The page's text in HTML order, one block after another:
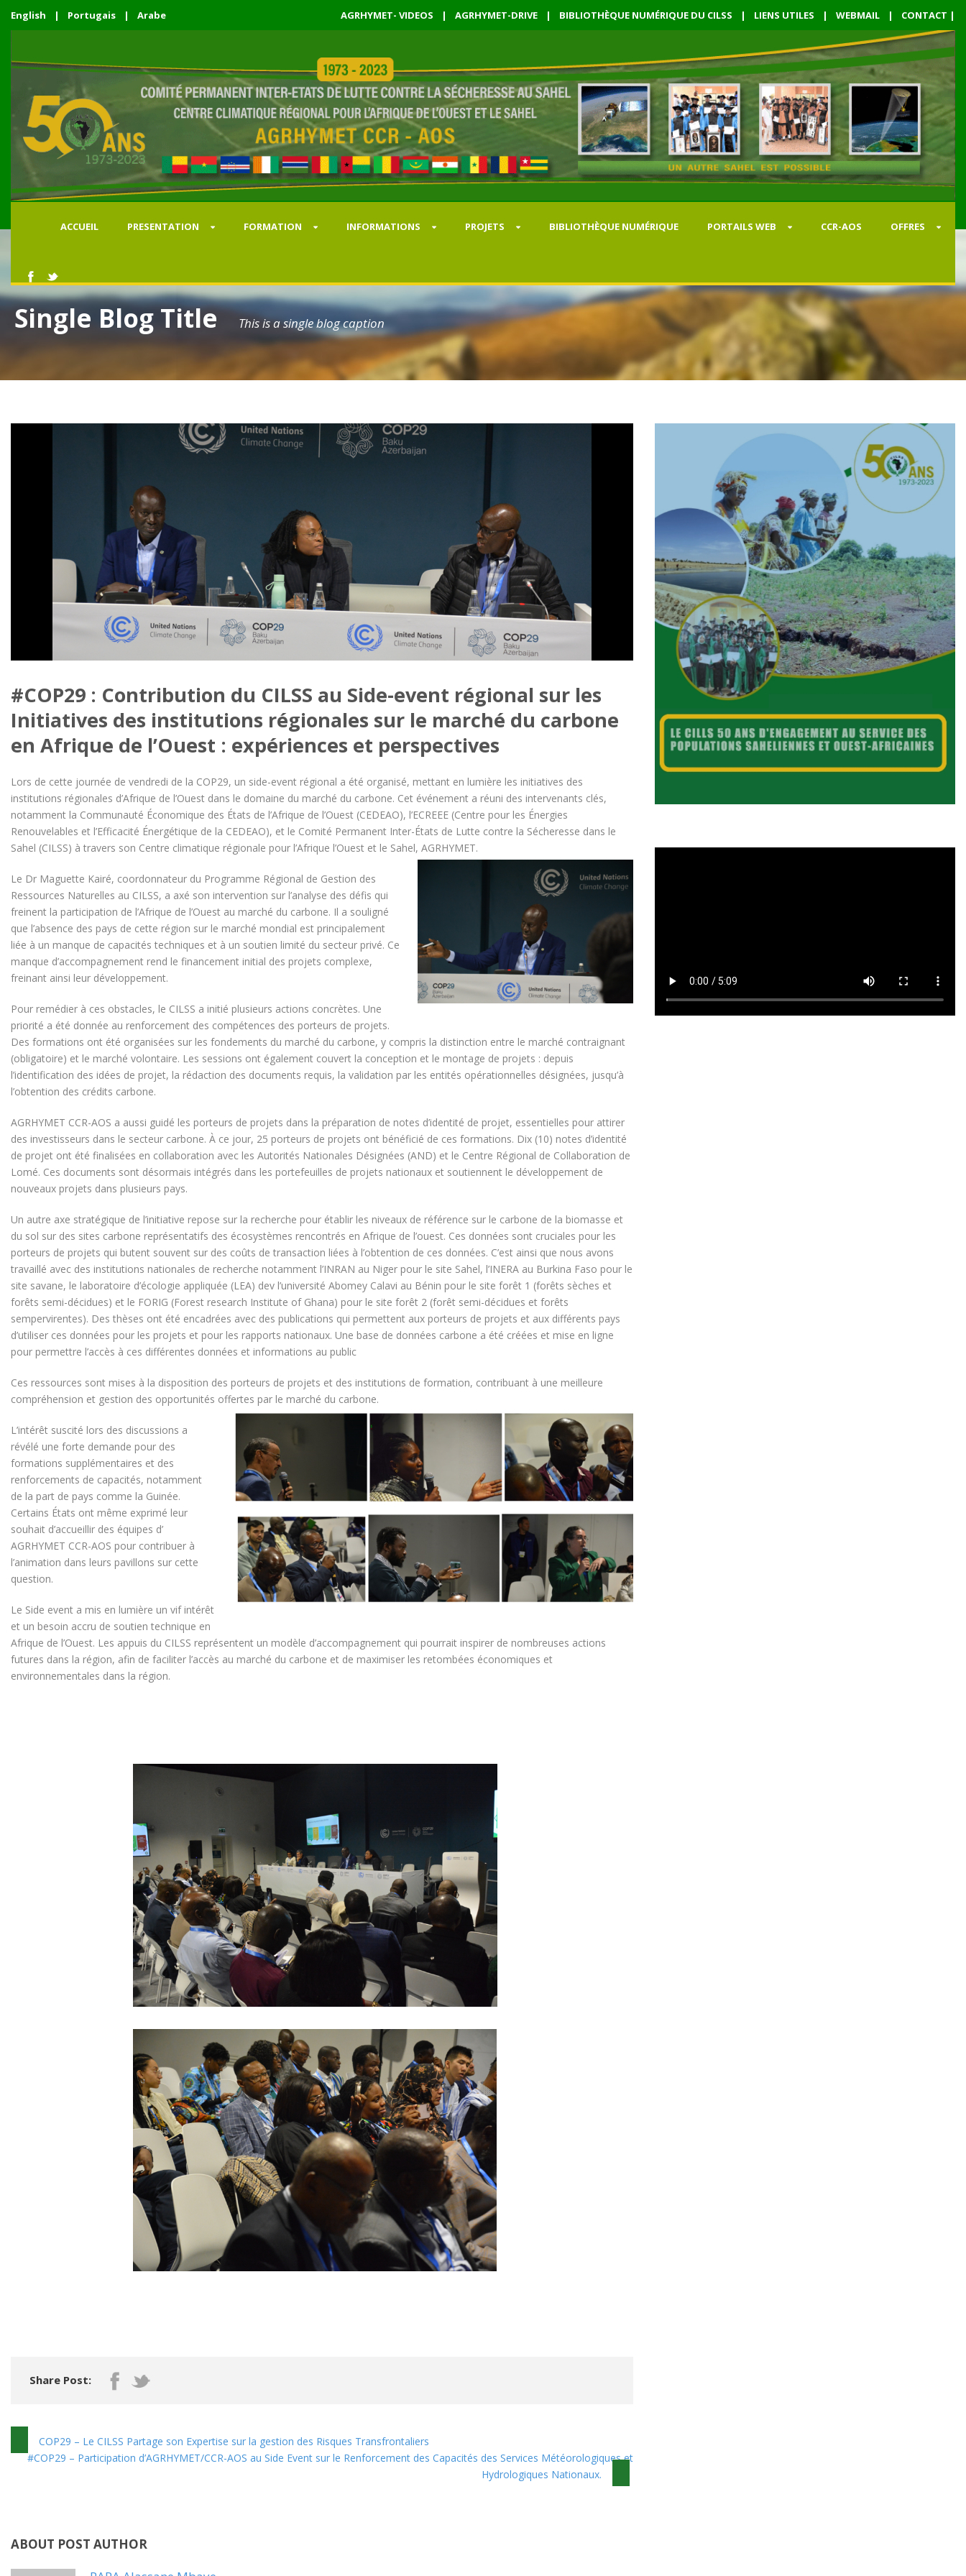
English | Portugais | Arabe AGRHYMET- VIDEOS | AGRHYMET-DRIVE | BIBLIOTHÈQUE NUMÉRIQUE DU CILSS | LIENS UTILES | WEBMAIL | CONTACT |
ACCUEIL PRESENTATION FORMATION INFORMATIONS PROJETS BIBLIOTHÈQUE NUMÉRIQUE PORTAILS WEB CCR-AOS OFFRES
Single Blog Title This is a single blog caption
#COP29 : Contribution du CILSS au Side-event régional sur les
Initiatives des institutions régionales sur le marché du carbone
en Afrique de l’Ouest : expériences et perspectives
Lors de cette journée de vendredi de la COP29, un side-event régional a été organisé, mettant en lumière les initiatives des
institutions régionales d’Afrique de l’Ouest dans le domaine du marché du carbone. Cet événement a réuni des intervenants clés,
notamment la Communauté Économique des États de l’Afrique de l’Ouest (CEDEAO), l’ECREEE (Centre pour les Énergies
Renouvelables et l’Efficacité Énergétique de la CEDEAO), et le Comité Permanent Inter-États de Lutte contre la Sécheresse dans le
Sahel (CILSS) à travers son Centre climatique régionale pour l’Afrique l’Ouest et le Sahel, AGRHYMET.
Le Dr Maguette Kairé, coordonnateur du Programme Régional de Gestion des
Ressources Naturelles au CILSS, a axé son intervention sur l’analyse des défis qui
freinent la participation de l’Afrique de l’Ouest au marché du carbone. Il a souligné
que l’absence des pays de cette région sur le marché mondial est principalement
liée à un manque de capacités techniques et à un soutien limité du secteur privé. Ce
manque d’accompagnement rend le financement initial des projets complexe,
freinant ainsi leur développement.
Pour remédier à ces obstacles, le CILSS a initié plusieurs actions concrètes. Une
priorité a été donnée au renforcement des compétences des porteurs de projets.
Des formations ont été organisées sur les fondements du marché du carbone, y compris la distinction entre le marché contraignant
(obligatoire) et le marché volontaire. Les sessions ont également couvert la conception et le montage de projets : depuis
l’identification des idées de projet, la rédaction des documents requis, la validation par les entités opérationnelles désignées, jusqu’à
l’obtention des crédits carbone.
AGRHYMET CCR-AOS a aussi guidé les porteurs de projets dans la préparation de notes d’identité de projet, essentielles pour attirer
des investisseurs dans le secteur carbone. À ce jour, 25 porteurs de projets ont bénéficié de ces formations. Dix (10) notes d’identité
de projet ont été finalisées en collaboration avec les Autorités Nationales Désignées (AND) et le Centre Régional de Collaboration de
Lomé. Ces documents sont désormais intégrés dans les portefeuilles de projets nationaux et soutiennent le développement de
nouveaux projets dans plusieurs pays.
Un autre axe stratégique de l’initiative repose sur la recherche pour établir les niveaux de référence sur le carbone de la biomasse et
du sol sur des sites carbone représentatifs des écosystèmes rencontrés en Afrique de l’ouest. Ces données sont cruciales pour les
porteurs de projets qui butent souvent sur des coûts de transaction liées à l’obtention de ces données. C’est ainsi que nous avons
travaillé avec des institutions nationales de recherche notamment l’INRAN au Niger pour le site Sahel, l’INERA au Burkina Faso pour le
site savane, le laboratoire d’écologie appliquée (LEA) dev l’université Abomey Calavi au Bénin pour le site forêt 1 (forêts sèches et
forêts semi-décidues) et le FORIG (Forest research Institute of Ghana) pour le site forêt 2 (forêt semi-décidues et forêts
sempervirentes). Des thèses ont été encadrées avec des publications qui permettent aux porteurs de projets et aux différents pays
d’utiliser ces données pour les projets et pour les rapports nationaux. Une base de données carbone a été créées et mise en ligne
pour permettre l’accès à ces différentes données et informations au public
Ces ressources sont mises à la disposition des porteurs de projets et des institutions de formation, contribuant à une meilleure
compréhension et gestion des opportunités offertes par le marché du carbone.
L’intérêt suscité lors des discussions a
révélé une forte demande pour des
formations supplémentaires et des
renforcements de capacités, notamment
de la part de pays comme la Guinée.
Certains États ont même exprimé leur
souhait d’accueillir des équipes d’
AGRHYMET CCR-AOS pour contribuer à
l’animation dans leurs pavillons sur cette
question.
Le Side event a mis en lumière un vif intérêt
et un besoin accru de soutien technique en
Afrique de l’Ouest. Les appuis du CILSS représentent un modèle d’accompagnement qui pourrait inspirer de nombreuses actions
futures dans la région, afin de faciliter l’accès au marché du carbone et de maximiser les retombées économiques et
environnementales dans la région.
Share Post:
COP29 – Le CILSS Partage son Expertise sur la gestion des Risques Transfrontaliers
#COP29 – Participation d’AGRHYMET/CCR-AOS au Side Event sur le Renforcement des Capacités des Services Météorologiques et
Hydrologiques Nationaux.
ABOUT POST AUTHOR